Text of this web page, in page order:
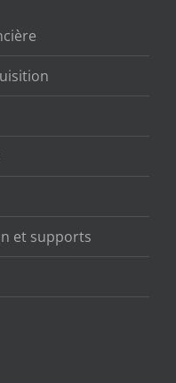
et supports